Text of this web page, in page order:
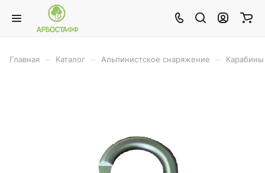
Главная Каталог Альпинистское снаряжение